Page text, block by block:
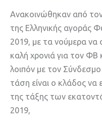
Ανακοινώθηκαν από
της Ελληνικής αγοράς
2019, με τα νούμερα να
καλή χρονιά για τον
λοιπόν με τον
τάση είναι ο κλάδος να
της τάξης των
2019,